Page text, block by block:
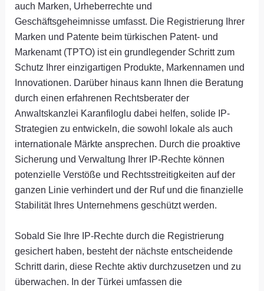
auch Marken, Urheberrechte und
Geschäftsgeheimnisse umfasst. Die Registrierung Ihrer
Marken und Patente beim türkischen Patent- und
Markenamt (TPTO) ist ein grundlegender Schritt zum
Schutz Ihrer einzigartigen Produkte, Markennamen und
Innovationen. Darüber hinaus kann Ihnen die Beratung
durch einen erfahrenen Rechtsberater der
Anwaltskanzlei Karanfiloglu dabei helfen, solide IP-
Strategien zu entwickeln, die sowohl lokale als auch
internationale Märkte ansprechen. Durch die proaktive
Sicherung und Verwaltung Ihrer IP-Rechte können
potenzielle Verstöße und Rechtsstreitigkeiten auf der
ganzen Linie verhindert und der Ruf und die finanzielle
Stabilität Ihres Unternehmens geschützt werden.
Sobald Sie Ihre IP-Rechte durch die Registrierung
gesichert haben, besteht der nächste entscheidende
Schritt darin, diese Rechte aktiv durchzusetzen und zu
überwachen. In der Türkei umfassen die